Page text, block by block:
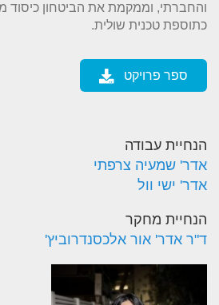
והחברתי, וממקמת את הביטחון כיסוד
כתוספת טכנית שולית.
ספר פרויקט
הנחיית עבודה
אדר' שמעיה צרפתי
אדר' ישי וול
הנחיית מחקר
ד"ר אדר' אור אלכסנדרוביץ'